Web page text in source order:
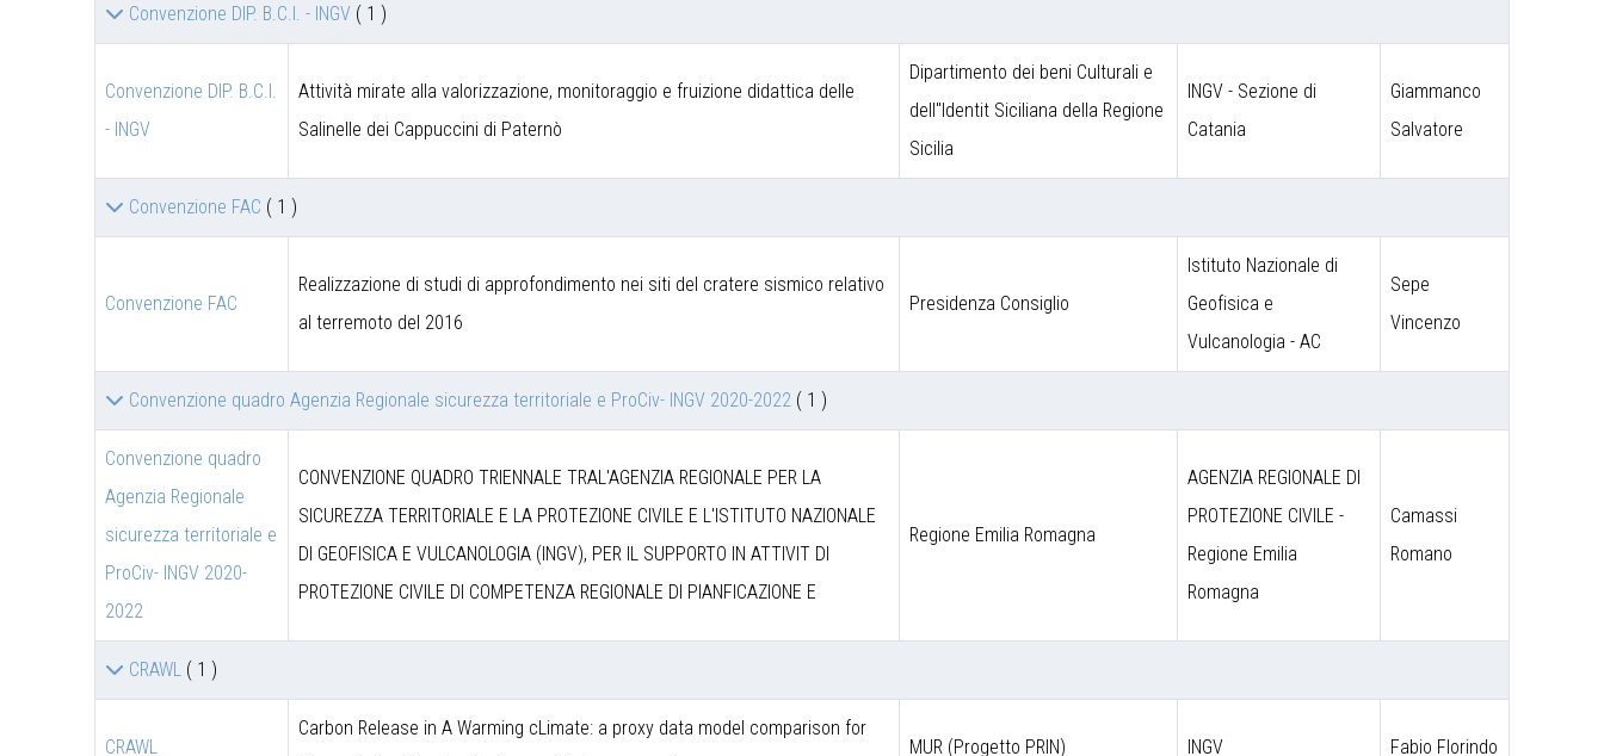
Convenzione DIP. B.C.I. - INGV ( 1 )
Convenzione DIP. B.C.I.
- INGV
Attività mirate alla valorizzazione, monitoraggio e fruizione didattica delle
Salinelle dei Cappuccini di Paternò
Dipartimento dei beni Culturali e
dell''Identit Siciliana della Regione
Sicilia
INGV - Sezione di
Catania
Giammanco
Salvatore
Convenzione FAC ( 1 )
Convenzione FAC
Realizzazione di studi di approfondimento nei siti del cratere sismico relativo
al terremoto del 2016
Presidenza Consiglio
Istituto Nazionale di
Geofisica e
Vulcanologia - AC
Sepe
Vincenzo
Convenzione quadro Agenzia Regionale sicurezza territoriale e ProCiv- INGV 2020-2022 ( 1 )
Convenzione quadro
Agenzia Regionale
sicurezza territoriale e
ProCiv- INGV 2020-
2022
CONVENZIONE QUADRO TRIENNALE TRAL'AGENZIA REGIONALE PER LA
SICUREZZA TERRITORIALE E LA PROTEZIONE CIVILE E L'ISTITUTO NAZIONALE
DI GEOFISICA E VULCANOLOGIA (INGV), PER IL SUPPORTO IN ATTIVIT DI
PROTEZIONE CIVILE DI COMPETENZA REGIONALE DI PIANFICAZIONE E
Regione Emilia Romagna
AGENZIA REGIONALE DI
PROTEZIONE CIVILE -
Regione Emilia
Romagna
Camassi
Romano
CRAWL ( 1 )
CRAWL
Carbon Release in A Warming cLimate: a proxy data model comparison for
MUR (Progetto PRIN) INGV Fabio Florindo